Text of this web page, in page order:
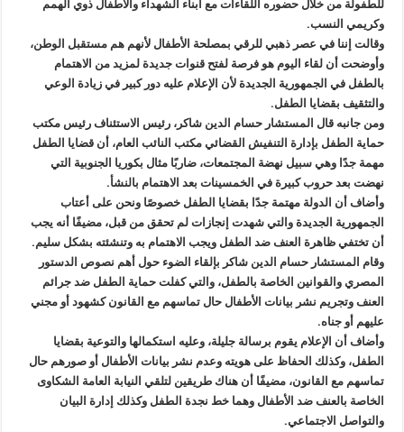
للطفولة من خلال حضوره اللقاءات مع أبناء الشهداء والأطفال ذوي الهمم
وكريمي النسب.
وقالت إننا في عصر ذهبي للرقي بمصلحة الأطفال لأنهم هم مستقبل الوطن،
وأوضحت أن لقاء اليوم هو فرصة لفتح قنوات جديدة لمزيد من الاهتمام
بالطفل في الجمهورية الجديدة لأن الإعلام عليه دور كبير في زيادة الوعي
والتثقيف بقضايا الطفل.
ومن جانبه قال المستشار حسام الدين شاكر، رئيس الاستئناف رئيس مكتب
حماية الطفل بإدارة التنفيش القضائي مكتب النائب العام، أن قضايا الطفل
مهمة جدًا وهي سبيل نهضة المجتمعات، ضاربًا مثال بكوريا الجنوبية التي
نهضت بعد حروب كبيرة في الخمسينات بعد الاهتمام بالنشأ.
وأضاف أن الدولة مهتمة جدًا بقضايا الطفل خصوصًا ونحن على أعتاب
الجمهورية الجديدة والتي شهدت إنجازات لم تحقق من قبل، مضيفًا أنه يجب
أن تختفي ظاهرة العنف ضد الطفل ويجب الاهتمام به وتنشئته بشكل سليم.
وقام المستشار حسام الدين شاكر بإلقاء الضوء حول أهم نصوص الدستور
المصري والقوانين الخاصة بالطفل، والتي كفلت حماية الطفل ضد جرائم
العنف وتجريم نشر بيانات الأطفال حال تماسهم مع القانون كشهود أو مجني
عليهم أو جناه.
وأضاف أن الإعلام يقوم برسالة جليلة، وعليه استكمالها والتوعية بقضايا
الطفل، وكذلك الحفاظ على هويته وعدم نشر بيانات الأطفال أو صورهم حال
تماسهم مع القانون، مضيفًا أن هناك طريقين لتلقي النيابة العامة الشكاوى
الخاصة بالعنف ضد الأطفال وهما خط نجدة الطفل وكذلك إدارة البيان
والتواصل الاجتماعي.